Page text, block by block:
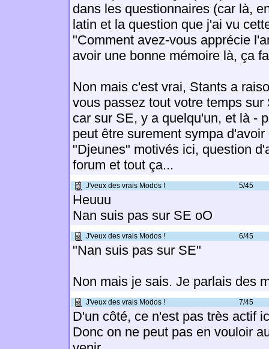
dans les questionnaires (car là,
latin et la question que j'ai vu
"Comment avez-vous apprécie
avoir une bonne mémoire là, ça
Non mais c'est vrai, Stants a
vous passez tout votre temps
car sur SE, y a quelqu'un, et là -
peut être surement sympa
"Djeunes" motivés ici, question
forum et tout ça...
J'veux des vrais Modos ! 5/45
Heuuu
Nan suis pas sur SE oO
J'veux des vrais Modos ! 6/45
"Nan suis pas sur SE"
Non mais je sais. Je parlais des
J'veux des vrais Modos ! 7/45
D'un côté, ce n'est pas très actif
Donc on ne peut pas en vouloir